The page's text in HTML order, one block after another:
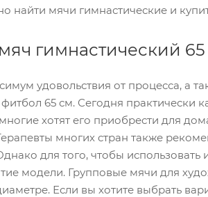
найти мячи гимнастические и
гимнастический
удовольствия от процесса, а
65 см. Сегодня практически
хотят его приобрести для
многих стран также
для того, чтобы
модели. Групповые мячи для
Если вы хотите выбрать